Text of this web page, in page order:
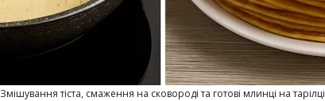
Змішування тіста, смаження на сковороді та готові млинці на тарілці